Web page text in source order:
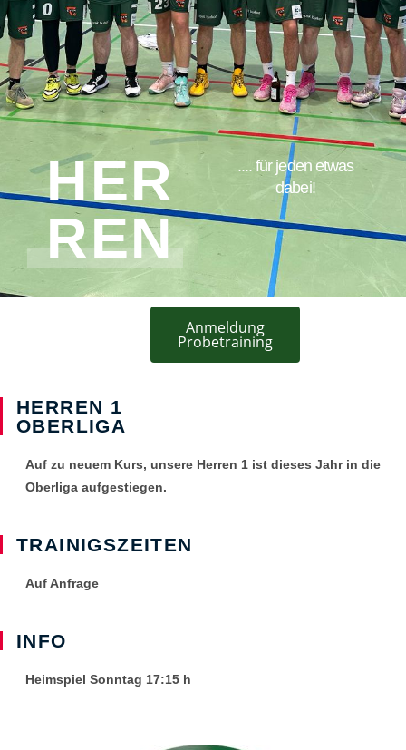
HER
REN
.... für jeden etwas
dabei!
Anmeldung
Probetraining
HERREN 1
OBERLIGA
Auf zu neuem Kurs, unsere Herren 1 ist dieses Jahr in die
Oberliga aufgestiegen.
TRAINIGSZEITEN
Auf Anfrage
INFO
Heimspiel Sonntag 17:15 h